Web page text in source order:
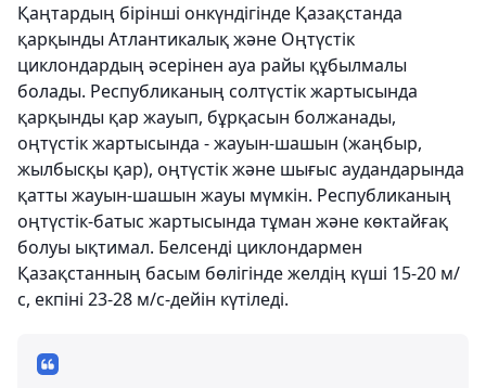
Қаңтардың бірінші онкүндігінде Қазақстанда
қарқынды Атлантикалық және Оңтүстік
циклондардың әсерінен ауа райы құбылмалы
болады. Республиканың солтүстік жартысында
қарқынды қар жауып, бұрқасын болжанады,
оңтүстік жартысында - жауын-шашын (жаңбыр,
жылбысқы қар), оңтүстік және шығыс аудандарында
қатты жауын-шашын жауы мүмкін. Республиканың
оңтүстік-батыс жартысында тұман және көктайғақ
болуы ықтимал. Белсенді циклондармен
Қазақстанның басым бөлігінде желдің күші 15-20 м/
с, екпіні 23-28 м/с-дейін күтіледі.